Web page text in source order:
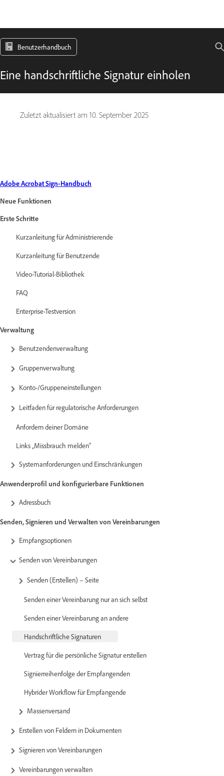
Benutzerhandbuch
Eine handschriftliche Signatur einholen
Zuletzt aktualisiert am 10. September 2025
Adobe Acrobat Sign-Handbuch
Neue Funktionen
Erste Schritte
Kurzanleitung für Administrierende
Kurzanleitung für Benutzende
Video-Tutorial-Bibliothek
FAQ
Enterprise-Testversion
Verwaltung
Benutzendenverwaltung
Gruppenverwaltung
Konto-/Gruppeneinstellungen
Leitfaden für regulatorische Anforderungen
Anfordern deiner Domäne
Links „Missbrauch melden“
Systemanforderungen und Einschränkungen
Anwenderprofil und konfigurierbare Funktionen
Adressbuch
Senden, Signieren und Verwalten von Vereinbarungen
Empfangsoptionen
Senden von Vereinbarungen
Senden (Erstellen) – Seite
Senden einer Vereinbarung nur an sich selbst
Senden einer Vereinbarung an andere
Handschriftliche Signaturen
Vertrag für die persönliche Signatur erstellen
Signierreihenfolge der Empfangenden
Hybrider Workflow für Empfangende
Massenversand
Erstellen von Feldern in Dokumenten
Signieren von Vereinbarungen
Vereinbarungen verwalten